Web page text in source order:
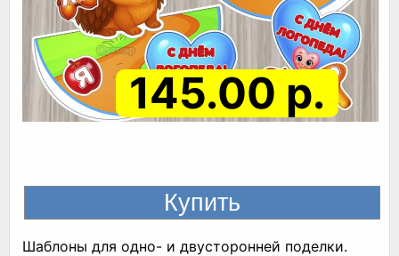
145.00 р.
Шаблоны для одно- и двусторонней поделки.